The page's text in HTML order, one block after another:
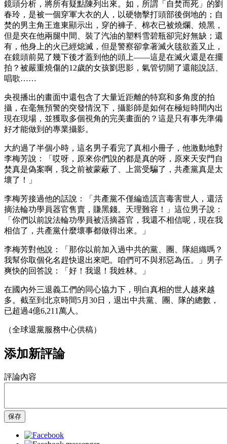
鏡頭分析，將所有疑點陳列出來。如，所謂「自焚而死」的劉
春玲，是被一個穿軍大衣的人，以硬物擊打頭部後倒地的；自
焚的男主角王進東顯示出，穿的褲子、棉衣已被燒爛、燒黑，
但是夾在他兩腿中間、裝了汽油的塑料雪碧瓶卻完好無缺；還
有，他身上的火已經熄滅，但是警察卻拿著滅火毯欲蓋又止，
在鏡頭前晃了幾下後才蓋到他的頭上——這是在滅火還是在擺
拍？被嚴重燒傷的12歲的女孩劉思影，氣管切開了還能說話、
唱歌……
央視播出的畫面中還包含了大量近距離的特寫和多角度的拍
攝，在毫無預警的突發情況下，攝影師是如何在極短時間內出
現在現場，並獲取多個視角的完美畫面的？這是只有事先準備
好才能做到的專業攝影。
大約過了半個小時，這名男子看完了真相小冊子，他激動地對
李梅芳說：「哎呀，原來你們說的都是真的呀，原來天安門自
焚真是偽案啊，我之前被蒙蔽了、上當受騙了，共產黨真是太
壞了！」
李梅芳接過他的話說：「共產黨不僅編造謊言毒害世人，還活
摘法輪功學員器官售賣，賺黑錢。天理難容！」這位男子說：
「你們以前說法輪功學員被活摘器官，我還不相信呢，現在我
相信了，共產黨什麼壞事都做得出來。」
李梅芳對他說：「那你以前加入過中共的黨、團、隊組織嗎？
我幫你取個化名趕快退出來吧。咱們可不與邪惡為伍。」男子
爽快的回答說：「好！我退！我姓林。」
在國內外三退義工們的同心協力下，明白真相的世人越來越
多。截至到北京時間5月30日，退出中共黨、團、隊的總數，
已超過4億6,211萬人。
（全球退黨服務中心供稿）
添加新評論
評論內容
保存